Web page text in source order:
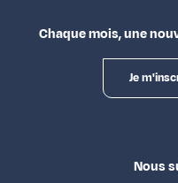
Chaque mois, une
Je
Nous